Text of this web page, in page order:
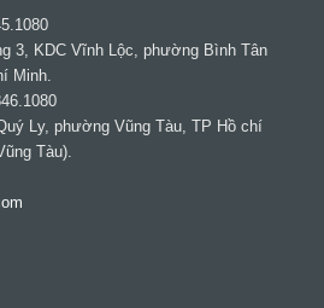
3, KDC Vĩnh Lộc, phường Bình Tân
Minh.
Ly, phường Vũng Tàu, TP Hồ chí
Tàu).